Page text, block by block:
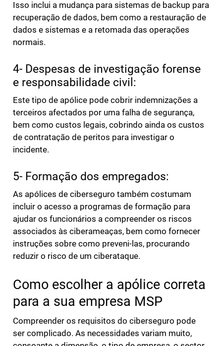
Isso inclui a mudança para sistemas de backup para
recuperação de dados, bem como a restauração de
dados e sistemas e a retomada das operações
normais.
4- Despesas de investigação forense
e responsabilidade civil:
Este tipo de apólice pode cobrir indemnizações a
terceiros afectados por uma falha de segurança,
bem como custos legais, cobrindo ainda os custos
de contratação de peritos para investigar o
incidente.
5- Formação dos empregados:
As apólices de ciberseguro também costumam
incluir o acesso a programas de formação para
ajudar os funcionários a compreender os riscos
associados às ciberameaças, bem como fornecer
instruções sobre como preveni-las, procurando
reduzir o risco de um ciberataque.
Como escolher a apólice correta
para a sua empresa MSP
Compreender os requisitos do ciberseguro pode
ser complicado. As necessidades variam muito,